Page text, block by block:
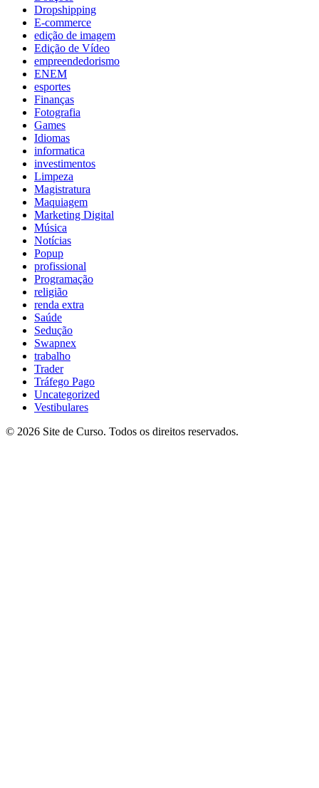
Dropshipping
E-commerce
edição de imagem
Edição de Vídeo
empreendedorismo
ENEM
esportes
Finanças
Fotografia
Games
Idiomas
informatica
investimentos
Limpeza
Magistratura
Maquiagem
Marketing Digital
Música
Notícias
Popup
profissional
Programação
religião
renda extra
Saúde
Sedução
Swapnex
trabalho
Trader
Tráfego Pago
Uncategorized
Vestibulares
© 2026 Site de Curso. Todos os direitos reservados.